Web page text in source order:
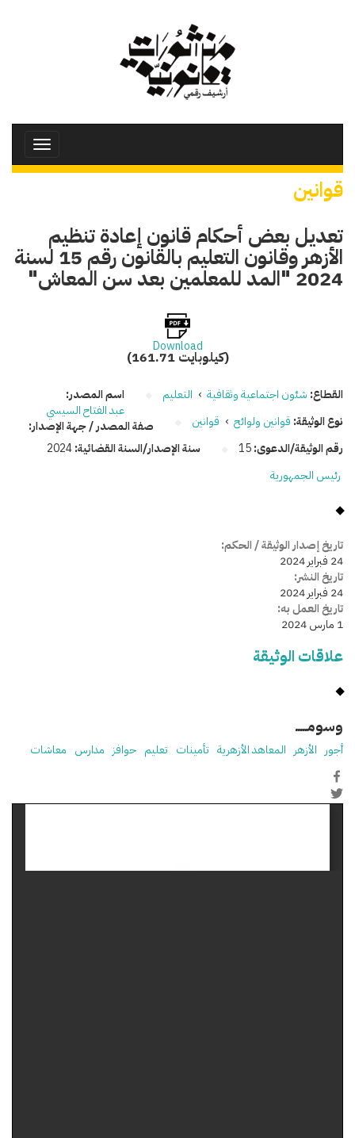
Toggle
قوانين
تعديل بعض أحكام قانون إعادة تنظيم
الأزهر وقانون التعليم بالقانون رقم 15 لسنة
2024 "المد للمعلمين بعد سن المعاش"
Download
(161.71 كيلوبايت)
القطاع: شئون اجتماعية وثقافية › التعليم
نوع الوثيقة: قوانين ولوائح › قوانين
رقم الوثيقة/الدعوى:15 سنة الإصدار/السنة القضائية:2024
اسم المصدر:
عبد الفتاح السيسي
صفة المصدر / جهة الإصدار:
رئيس الجمهورية
تاريخ إصدار الوثيقة / الحكم:
24 فبراير 2024
تاريخ النشر:
24 فبراير 2024
تاريخ العمل به:
1 مارس 2024
علاقات الوثيقة
وسومـــــ
أجور الأزهر المعاهد الأزهرية تأمينات تعليم حوافز مدارس معاشات